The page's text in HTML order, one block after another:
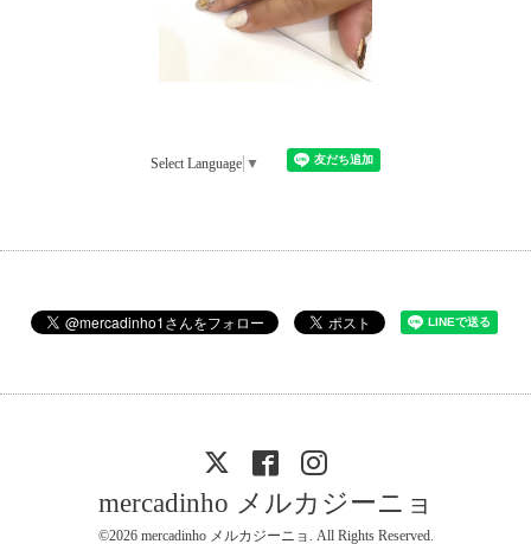
Select Language ▼
mercadinho メルカジーニョ
©2026 mercadinho メルカジーニョ . All Rights Reserved.